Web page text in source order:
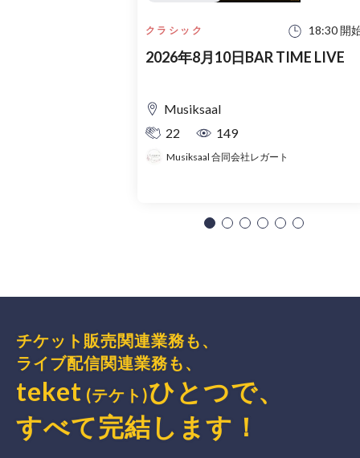
クラシック 18:30 開
2026年8月10日BAR TIME LIVE
Musiksaal
22
149
Musiksaal 合同会社レガート
チケット販売関連業務も、
ライブ配信関連業務も、
teket (テケト)ひとつで、
すべて完結 します ！